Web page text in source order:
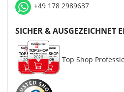
+49 178 2989637
SICHER & AUSGEZEICHNET
Top Shop